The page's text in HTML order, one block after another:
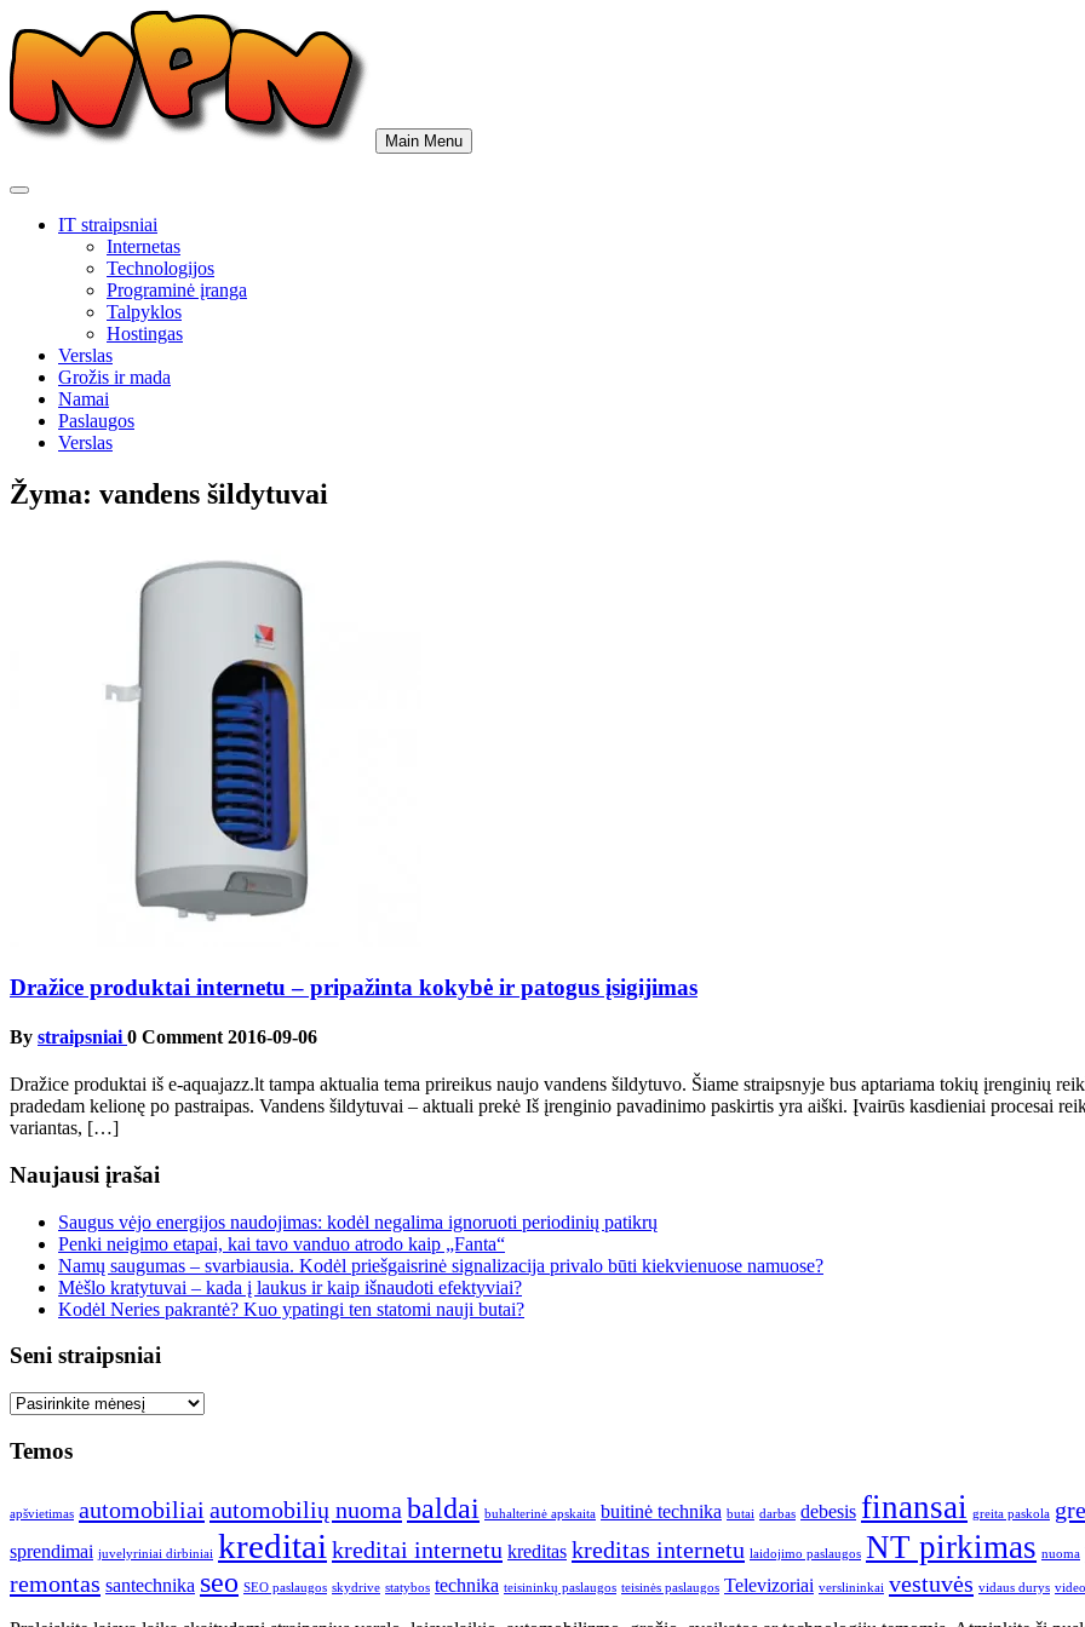
to
content
Main Menu
IT straipsniai
Internetas
Technologijos
Programinė įranga
Talpyklos
Hostingas
Verslas
Grožis ir mada
Namai
Paslaugos
Verslas
Žyma: vandens šildytuvai
Dražice produktai internetu – pripažinta kokybė ir patogus įsigijimas
By straipsniai 0 Comment 2016-09-06
Dražice produktai iš e-aquajazz.lt tampa aktualia tema prireikus naujo vandens šildytuvo. Šiame straipsnyje bus aptariama tokių įrenginių
pradedam kelionę po pastraipas. Vandens šildytuvai – aktuali prekė Iš įrenginio pavadinimo paskirtis yra aiški. Įvairūs kasdieniai procesai
variantas, […]
Naujausi įrašai
Saugus vėjo energijos naudojimas: kodėl negalima ignoruoti periodinių patikrų
Penki neigimo etapai, kai tavo vanduo atrodo kaip „Fanta“
Namų saugumas – svarbiausia. Kodėl priešgaisrinė signalizacija privalo būti kiekvienuose namuose?
Mėšlo kratytuvai – kada į laukus ir kaip išnaudoti efektyviai?
Kodėl Neries pakrantė? Kuo ypatingi ten statomi nauji butai?
Seni straipsniai
Seni
Temos
apšvietimas automobiliai automobilių nuoma baldai buhalterinė apskaita buitinė technika butai darbas debesis finansai greita paskola
sprendimai juvelyriniai dirbiniai kreditai kreditai internetu kreditas kreditas internetu laidojimo paslaugos NT pirkimas nuoma
remontas santechnika seo SEO paslaugos skydrive statybos technika teisininkų paslaugos teisinės paslaugos Televizoriai verslininkai vestuvės vidaus durys video